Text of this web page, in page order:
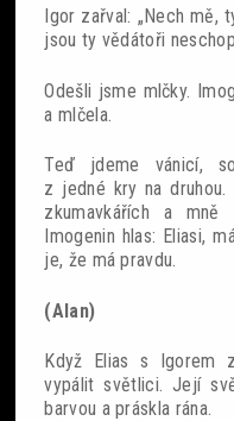
Igor zařval: „Nech mě,
jsou ty vědátoři
Odešli jsme mlčky.
a mlčela.
Teď jdeme vánicí,
z jedné kry na
zkumavkářích a
Imogenin hlas: Eliasi,
je, že má pravdu.
(Alan)
Když Elias s Igorem
vypálit světlici. Její
barvou a práskla rána.